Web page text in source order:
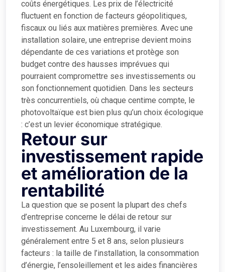
coûts énergétiques. Les prix de l’électricité
fluctuent en fonction de facteurs géopolitiques,
fiscaux ou liés aux matières premières. Avec une
installation solaire, une entreprise devient moins
dépendante de ces variations et protège son
budget contre des hausses imprévues qui
pourraient compromettre ses investissements ou
son fonctionnement quotidien. Dans les secteurs
très concurrentiels, où chaque centime compte, le
photovoltaïque est bien plus qu’un choix écologique
: c’est un levier économique stratégique.
Retour sur
investissement rapide
et amélioration de la
rentabilité
La question que se posent la plupart des chefs
d’entreprise concerne le délai de retour sur
investissement. Au Luxembourg, il varie
généralement entre 5 et 8 ans, selon plusieurs
facteurs : la taille de l’installation, la consommation
d’énergie, l’ensoleillement et les aides financières